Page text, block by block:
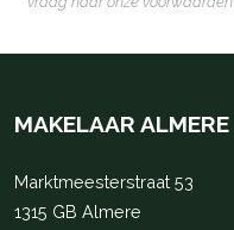
MAKELAAR ALMERE
Marktmeesterstraat 53
1315 GB Almere